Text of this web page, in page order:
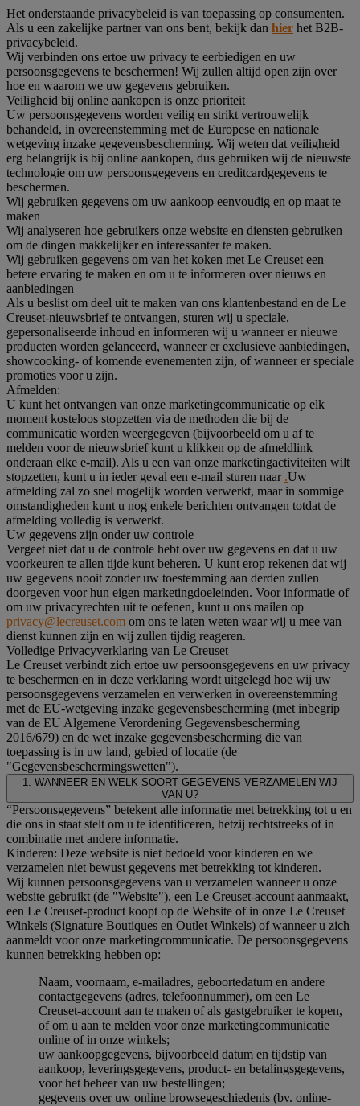
Het onderstaande privacybeleid is van toepassing op consumenten.
Als u een zakelijke partner van ons bent, bekijk dan hier het B2B-
privacybeleid.
Wij verbinden ons ertoe uw privacy te eerbiedigen en uw
persoonsgegevens te beschermen! Wij zullen altijd open zijn over
hoe en waarom we uw gegevens gebruiken.
Veiligheid bij online aankopen is onze prioriteit
Uw persoonsgegevens worden veilig en strikt vertrouwelijk
behandeld, in overeenstemming met de Europese en nationale
wetgeving inzake gegevensbescherming. Wij weten dat veiligheid
erg belangrijk is bij online aankopen, dus gebruiken wij de nieuwste
technologie om uw persoonsgegevens en creditcardgegevens te
beschermen.
Wij gebruiken gegevens om uw aankoop eenvoudig en op maat te
maken
Wij analyseren hoe gebruikers onze website en diensten gebruiken
om de dingen makkelijker en interessanter te maken.
Wij gebruiken gegevens om van het koken met Le Creuset een
betere ervaring te maken en om u te informeren over nieuws en
aanbiedingen
Als u beslist om deel uit te maken van ons klantenbestand en de Le
Creuset-nieuwsbrief te ontvangen, sturen wij u speciale,
gepersonaliseerde inhoud en informeren wij u wanneer er nieuwe
producten worden gelanceerd, wanneer er exclusieve aanbiedingen,
showcooking- of komende evenementen zijn, of wanneer er speciale
promoties voor u zijn.
Afmelden:
U kunt het ontvangen van onze marketingcommunicatie op elk
moment kosteloos stopzetten via de methoden die bij de
communicatie worden weergegeven (bijvoorbeeld om u af te
melden voor de nieuwsbrief kunt u klikken op de afmeldlink
onderaan elke e-mail). Als u een van onze marketingactiviteiten wilt
stopzetten, kunt u in ieder geval een e-mail sturen naar .Uw
afmelding zal zo snel mogelijk worden verwerkt, maar in sommige
omstandigheden kunt u nog enkele berichten ontvangen totdat de
afmelding volledig is verwerkt.
Uw gegevens zijn onder uw controle
Vergeet niet dat u de controle hebt over uw gegevens en dat u uw
voorkeuren te allen tijde kunt beheren. U kunt erop rekenen dat wij
uw gegevens nooit zonder uw toestemming aan derden zullen
doorgeven voor hun eigen marketingdoeleinden. Voor informatie of
om uw privacyrechten uit te oefenen, kunt u ons mailen op
privacy@lecreuset.com om ons te laten weten waar wij u mee van
dienst kunnen zijn en wij zullen tijdig reageren.
Volledige Privacyverklaring van Le Creuset
Le Creuset verbindt zich ertoe uw persoonsgegevens en uw privacy
te beschermen en in deze verklaring wordt uitgelegd hoe wij uw
persoonsgegevens verzamelen en verwerken in overeenstemming
met de EU-wetgeving inzake gegevensbescherming (met inbegrip
van de EU Algemene Verordening Gegevensbescherming
2016/679) en de wet inzake gegevensbescherming die van
toepassing is in uw land, gebied of locatie (de
"Gegevensbeschermingswetten").
1. WANNEER EN WELK SOORT GEGEVENS VERZAMELEN WIJ
VAN U?
“Persoonsgegevens” betekent alle informatie met betrekking tot u en
die ons in staat stelt om u te identificeren, hetzij rechtstreeks of in
combinatie met andere informatie.
Kinderen: Deze website is niet bedoeld voor kinderen en we
verzamelen niet bewust gegevens met betrekking tot kinderen.
Wij kunnen persoonsgegevens van u verzamelen wanneer u onze
website gebruikt (de "Website"), een Le Creuset-account aanmaakt,
een Le Creuset-product koopt op de Website of in onze Le Creuset
Winkels (Signature Boutiques en Outlet Winkels) of wanneer u zich
aanmeldt voor onze marketingcommunicatie. De persoonsgegevens
kunnen betrekking hebben op:
Naam, voornaam, e-mailadres, geboortedatum en andere
contactgegevens (adres, telefoonnummer), om een Le
Creuset-account aan te maken of als gastgebruiker te kopen,
of om u aan te melden voor onze marketingcommunicatie
online of in onze winkels;
uw aankoopgegevens, bijvoorbeeld datum en tijdstip van
aankoop, leveringsgegevens, product- en betalingsgegevens,
voor het beheer van uw bestellingen;
gegevens over uw online browsegeschiedenis (bv. online-